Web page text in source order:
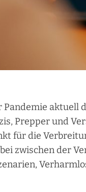
aktuell
Prepper und
für die
zwischen der